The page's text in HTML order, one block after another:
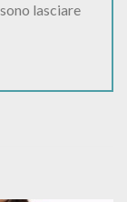
lasciare